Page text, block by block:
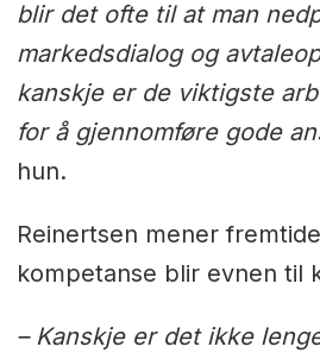
blir det ofte til at man
markedsdialog og
kanskje er de viktigste
for å gjennomføre gode
hun.
Reinertsen mener
kompetanse blir evnen til
– Kanskje er det ikke